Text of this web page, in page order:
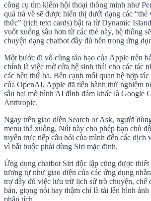
công cụ tìm kiếm hội thoại thông minh như
quả trả về sẽ được hiển thị dưới dạng các “thẻ
thức” (rich text cards) bật ra từ Dynamic
vuốt xuống sâu hơn từ các thẻ này, hệ thống
chuyện dạng chatbot đầy đủ bên trong ứng
Một bước đi vô cùng táo bạo của Apple trên
chính là việc mở cửa hệ sinh thái cho các tác
các bên thứ ba. Bên cạnh mối quan hệ hợp
của OpenAI, Apple đã tiến hành thử nghiệm
sâu hai mô hình AI đình đám khác là Google
Anthropic.
Ngay trên giao diện Search or Ask, người
menu thả xuống. Nút này cho phép bạn chủ
tuyến trực tiếp câu hỏi của mình đến các dịch
vì bắt buộc phải dùng Siri mặc định.
Ứng dụng chatbot Siri độc lập cũng được thiết
tương tự như giao diện của các ứng dụng
trợ đầy đủ việc lưu trữ lịch sử trò chuyện, chế
bản, giọng nói hay thậm chí là tải lên hình
phân tích.